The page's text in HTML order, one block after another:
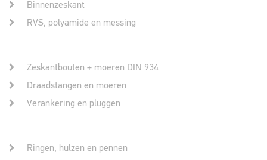
Binnenzeskant
RVS, polyamide en messing
Zeskantbouten + moeren DIN 934
Draadstangen en moeren
Verankering en pluggen
Ringen, hulzen en pennen